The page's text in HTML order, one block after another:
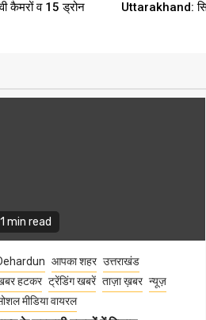
कैमरों व 15 ड्रोन
Uttarakhand:
1 min read
आपका शहर उत्तराखंड
हटकर ट्रेंडिंग खबरें ताज़ा ख़बर न्यूज़
मीडिया वायरल